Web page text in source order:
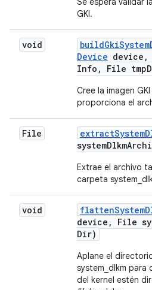
GKI.
void buildGkiSystem
Device device ,
Info , File tmp
Cree la imagen
proporciona el
File extractSystem
systemDlkm
Extrae el archivo
carpeta
void flattenSystem
device , File
Dir)
Aplane el
system_dlkm
del kernel estén